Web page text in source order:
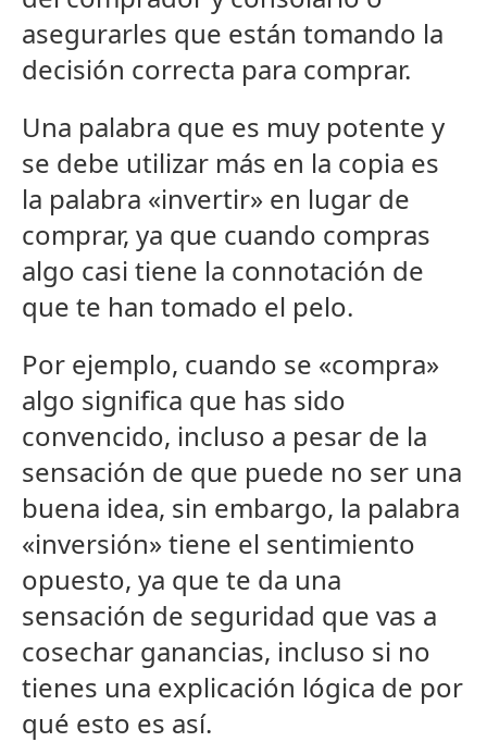
asegurarles que están tomando la
decisión correcta para comprar.
Una palabra que es muy potente y
se debe utilizar más en la copia es
la palabra «invertir» en lugar de
comprar, ya que cuando compras
algo casi tiene la connotación de
que te han tomado el pelo.
Por ejemplo, cuando se «compra»
algo significa que has sido
convencido, incluso a pesar de la
sensación de que puede no ser una
buena idea, sin embargo, la palabra
«inversión» tiene el sentimiento
opuesto, ya que te da una
sensación de seguridad que vas a
cosechar ganancias, incluso si no
tienes una explicación lógica de por
qué esto es así.